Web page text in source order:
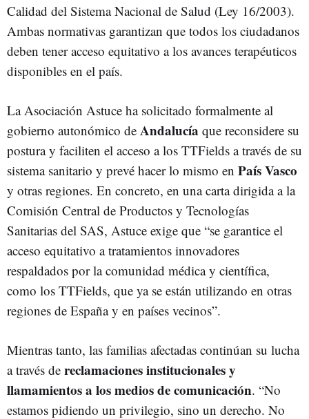
Calidad del Sistema Nacional de Salud (Ley 16/2003).
Ambas normativas garantizan que todos los ciudadanos
deben tener acceso equitativo a los avances terapéuticos
disponibles en el país.
La Asociación Astuce ha solicitado formalmente al
gobierno autonómico de Andalucía que reconsidere su
postura y faciliten el acceso a los TTFields a través de su
sistema sanitario y prevé hacer lo mismo en País Vasco
y otras regiones. En concreto, en una carta dirigida a la
Comisión Central de Productos y Tecnologías
Sanitarias del SAS, Astuce exige que “se garantice el
acceso equitativo a tratamientos innovadores
respaldados por la comunidad médica y científica,
como los TTFields, que ya se están utilizando en otras
regiones de España y en países vecinos”.
Mientras tanto, las familias afectadas continúan su lucha
a través de reclamaciones institucionales y
llamamientos a los medios de comunicación. “No
estamos pidiendo un privilegio, sino un derecho. No